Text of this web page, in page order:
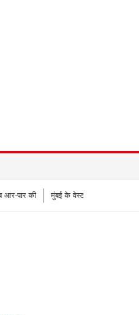
मुंबई के वेस्टर्न एक्सप्रेस हाईवे पर वनराई पुलिस की